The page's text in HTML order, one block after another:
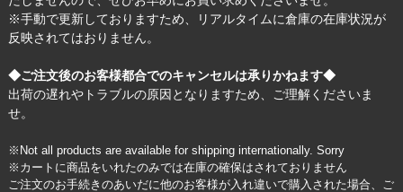
※手動で更新しておりますため、リアルタイムに倉庫の在庫状況が
反映されてはおりません。
◆ご注文後のお客様都合でのキャンセルは承りかねます◆
出荷の遅れやトラブルの原因となりますため、ご理解くださいま
せ。
※Not all products are available for shipping internationally. Sorry
※カートに商品をいれたのみでは在庫の確保はされておりません
ご注文のお手続きのあいだに他のお客様が入れ違いで購入された場合、ご